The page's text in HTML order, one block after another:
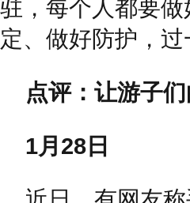
驻，每个人都要
定、做好防护，
点评：让游子
1月28日